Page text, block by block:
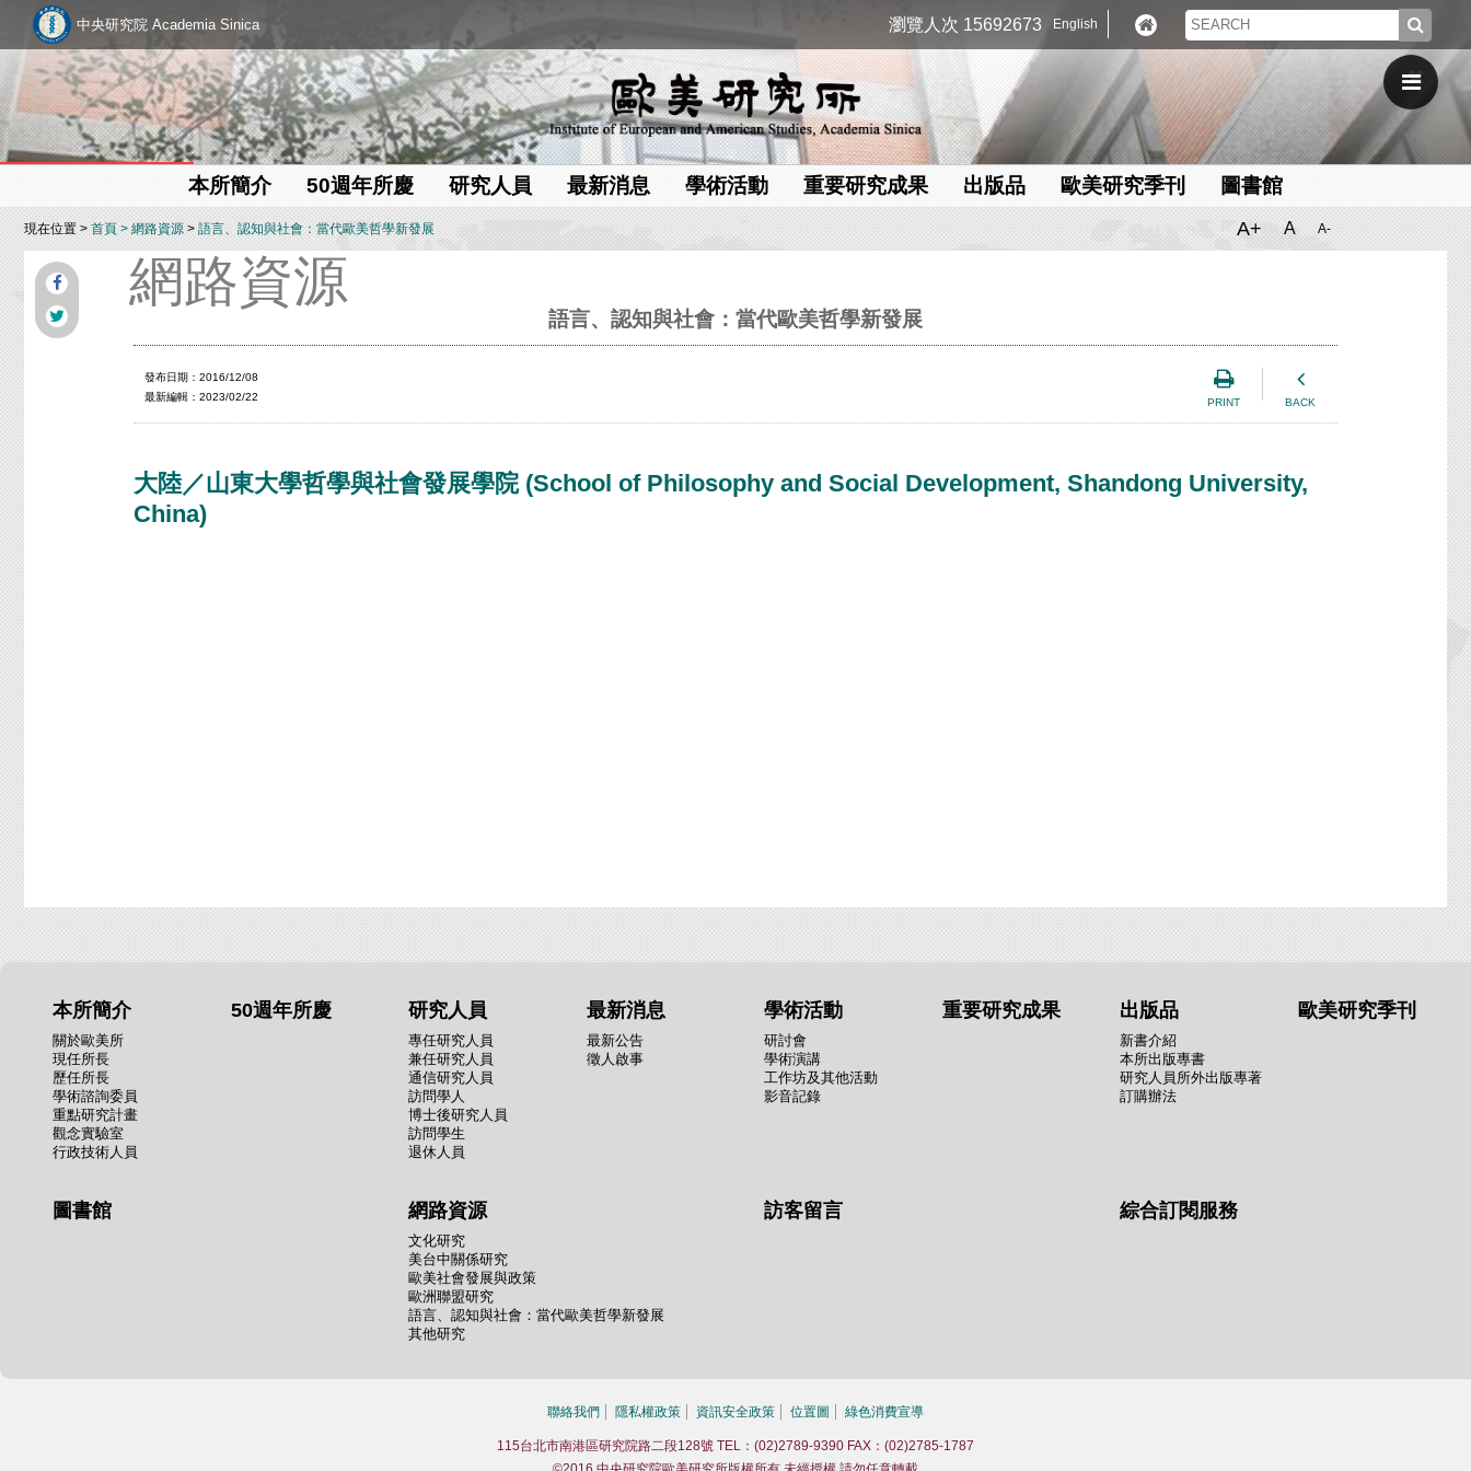
中央研究院 Academia Sinica 瀏覽人次 15692673 English
本所簡介 50週年所慶 研究人員 最新消息 學術活動 重要研究成果 出版品 歐美研究季刊 圖書館
現在位置 >首頁 >網路資源>語言、認知與社會：當代歐美哲學新發展 A+ A A-
網路資源
語言、認知與社會：當代歐美哲學新發展
PRINT BACK
發布日期：2016/12/08
最新編輯：2023/02/22
大陸／山東大學哲學與社會發展學院 (School of Philosophy and Social Development, Shandong University,
China)
本所簡介
關於歐美所
現任所長
歷任所長
學術諮詢委員
重點研究計畫
觀念實驗室
行政技術人員
50週年所慶 研究人員
專任研究人員
兼任研究人員
通信研究人員
訪問學人
博士後研究人員
訪問學生
退休人員
最新消息
最新公告
徵人啟事
學術活動
研討會
學術演講
工作坊及其他活動
影音記錄
重要研究成果 出版品
新書介紹
本所出版專書
研究人員所外出版專著
訂購辦法
歐美研究季刊
圖書館 網路資源
文化研究
美台中關係研究
歐美社會發展與政策
歐洲聯盟研究
語言、認知與社會：當代歐美哲學新發展
其他研究
訪客留言 綜合訂閱服務
聯絡我們 隱私權政策 資訊安全政策 位置圖 綠色消費宣導
115台北市南港區研究院路二段128號 TEL：(02)2789-9390 FAX：(02)2785-1787